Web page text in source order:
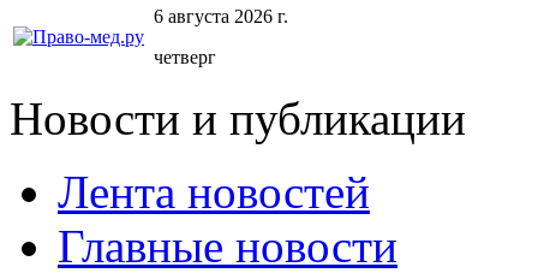
6 августа 2026 г.
четверг
Новости и публикации
Лента новостей
Главные новости